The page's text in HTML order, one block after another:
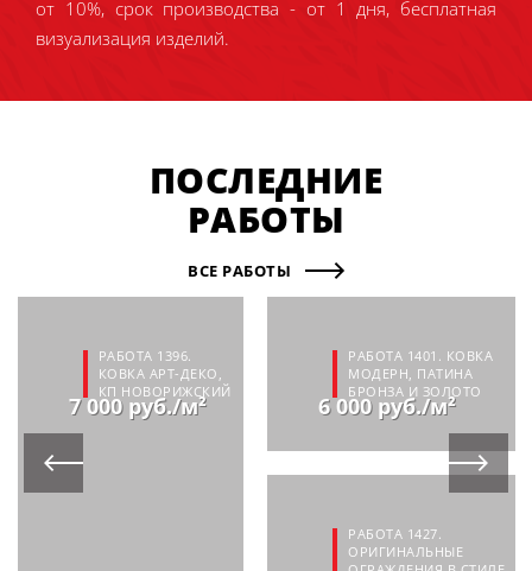
от 10%, срок производства - от 1 дня, бесплатная
визуализация изделий.
ПОСЛЕДНИЕ
РАБОТЫ
ВСЕ РАБОТЫ
РАБОТА 1396.
КОВКА АРТ-ДЕКО,
КП НОВОРИЖСКИЙ
7 000 руб./м²
РАБОТА 1401. КОВКА
МОДЕРН, ПАТИНА
БРОНЗА И ЗОЛОТО
6 000 руб./м²
РАБОТА 1427.
ОРИГИНАЛЬНЫЕ